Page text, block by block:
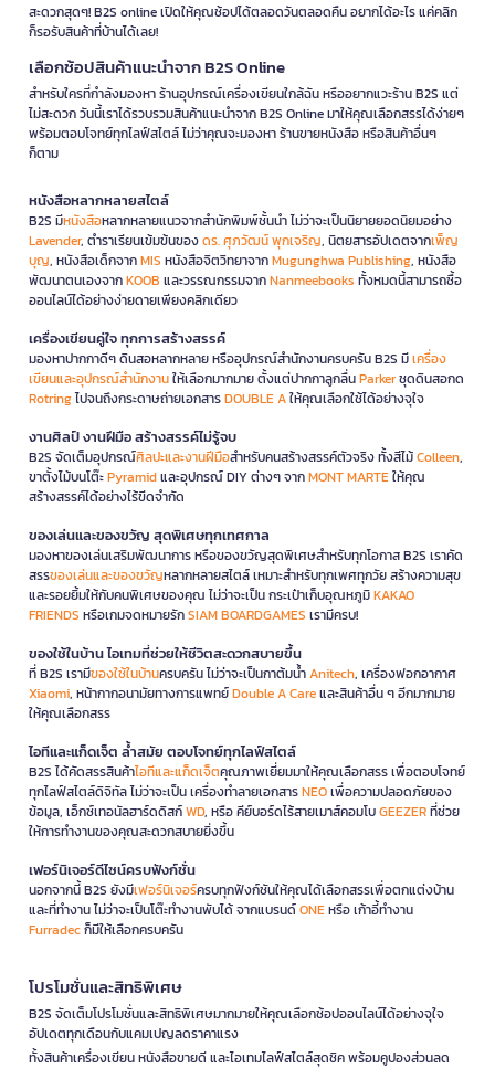
สะดวกสุดๆ! B2S online เปิดให้คุณช้อปได้ตลอดวันตลอดคืน อยากได้อะไร แค่คลิก
ก็รอรับสินค้าที่บ้านได้เลย!
เลือกช้อปสินค้าแนะนำจาก B2S Online
สำหรับใครที่กำลังมองหา ร้านอุปกรณ์เครื่องเขียนใกล้ฉัน หรืออยากแวะร้าน B2S แต่
ไม่สะดวก วันนี้เราได้รวบรวมสินค้าแนะนำจาก B2S Online มาให้คุณเลือกสรรได้ง่ายๆ
พร้อมตอบโจทย์ทุกไลฟ์สไตล์ ไม่ว่าคุณจะมองหา ร้านขายหนังสือ หรือสินค้าอื่นๆ
ก็ตาม
หนังสือหลากหลายสไตล์
B2S มีหนังสือหลากหลายแนวจากสำนักพิมพ์ชั้นนำ ไม่ว่าจะเป็นนิยายยอดนิยมอย่าง
Lavender, ตำราเรียนเข้มข้นของดร. ศุภวัฒน์ พุกเจริญ, นิตยสารอัปเดตจากเพ็ญ
บุญ, หนังสือเด็กจากMIS หนังสือจิตวิทยาจากMugunghwa Publishing, หนังสือ
พัฒนาตนเองจากKOOB และวรรณกรรมจากNanmeebooks ทั้งหมดนี้สามารถซื้อ
ออนไลน์ได้อย่างง่ายดายเพียงคลิกเดียว
เครื่องเขียนคู่ใจ ทุกการสร้างสรรค์
มองหาปากกาดีๆ ดินสอหลากหลาย หรืออุปกรณ์สำนักงานครบครัน B2S มีเครื่อง
เขียนและอุปกรณ์สำนักงานให้เลือกมากมาย ตั้งแต่ปากกาลูกลื่นParkerชุดดินสอกด
Rotringไปจนถึงกระดาษถ่ายเอกสารDOUBLE Aให้คุณเลือกใช้ได้อย่างจุใจ
งานศิลป์ งานฝีมือ สร้างสรรค์ไม่รู้จบ
B2S จัดเต็มอุปกรณ์ศิลปะและงานฝีมือสำหรับคนสร้างสรรค์ตัวจริง ทั้งสีไม้Colleen,
ขาตั้งไม้บนโต๊ะPyramidและอุปกรณ์ DIY ต่างๆ จากMONT MARTEให้คุณ
สร้างสรรค์ได้อย่างไร้ขีดจำกัด
ของเล่นและของขวัญ สุดพิเศษทุกเทศกาล
มองหาของเล่นเสริมพัฒนาการ หรือของขวัญสุดพิเศษสำหรับทุกโอกาส B2S เราคัด
สรรของเล่นและของขวัญหลากหลายสไตล์ เหมาะสำหรับทุกเพศทุกวัย สร้างความสุข
และรอยยิ้มให้กับคนพิเศษของคุณ ไม่ว่าจะเป็น กระเป๋าเก็บอุณหภูมิKAKAO
FRIENDS หรือเกมจดหมายรักSIAM BOARDGAMES เรามีครบ!
ของใช้ในบ้าน ไอเทมที่ช่วยให้ชีวิตสะดวกสบายขึ้น
ที่ B2S เรามีของใช้ในบ้านครบครัน ไม่ว่าจะเป็นกาต้มน้ำAnitech, เครื่องฟอกอากาศ
Xiaomi, หน้ากากอนามัยทางการแพทย์Double A Careและสินค้าอื่น ๆ อีกมากมาย
ให้คุณเลือกสรร
ไอทีและแก็ดเจ็ต ล้ำสมัย ตอบโจทย์ทุกไลฟ์สไตล์
B2S ได้คัดสรรสินค้าไอทีและแก็ดเจ็ตคุณภาพเยี่ยมมาให้คุณเลือกสรร เพื่อตอบโจทย์
ทุกไลฟ์สไตล์ดิจิทัล ไม่ว่าจะเป็น เครื่องทำลายเอกสารNEOเพื่อความปลอดภัยของ
ข้อมูล, เอ็กซ์เทอนัลฮาร์ดดิสก์WD, หรือ คีย์บอร์ดไร้สายเมาส์คอมโบGEEZERที่ช่วย
ให้การทำงานของคุณสะดวกสบายยิ่งขึ้น
เฟอร์นิเจอร์ดีไซน์ครบฟังก์ชั่น
นอกจากนี้ B2S ยังมีเฟอร์นิเจอร์ครบทุกฟังก์ชันให้คุณได้เลือกสรรเพื่อตกแต่งบ้าน
และที่ทำงาน ไม่ว่าจะเป็นโต๊ะทำงานพับได้ จากแบรนด์ONEหรือ เก้าอี้ทำงาน
Furradecก็มีให้เลือกครบครัน
โปรโมชั่นและสิทธิพิเศษ
B2S จัดเต็มโปรโมชั่นและสิทธิพิเศษมากมายให้คุณเลือกช้อปออนไลน์ได้อย่างจุใจ
อัปเดตทุกเดือนกับแคมเปญลดราคาแรง
ทั้งสินค้าเครื่องเขียน หนังสือขายดี และไอเทมไลฟ์สไตล์สุดชิค พร้อมคูปองส่วนลด